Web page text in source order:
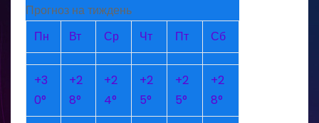
Прогноз на тиждень
Пн
Вт Ср Чт Пт Сб
+3
0°
+2
8°
+2
4°
+2
5°
+2
5°
+2
8°